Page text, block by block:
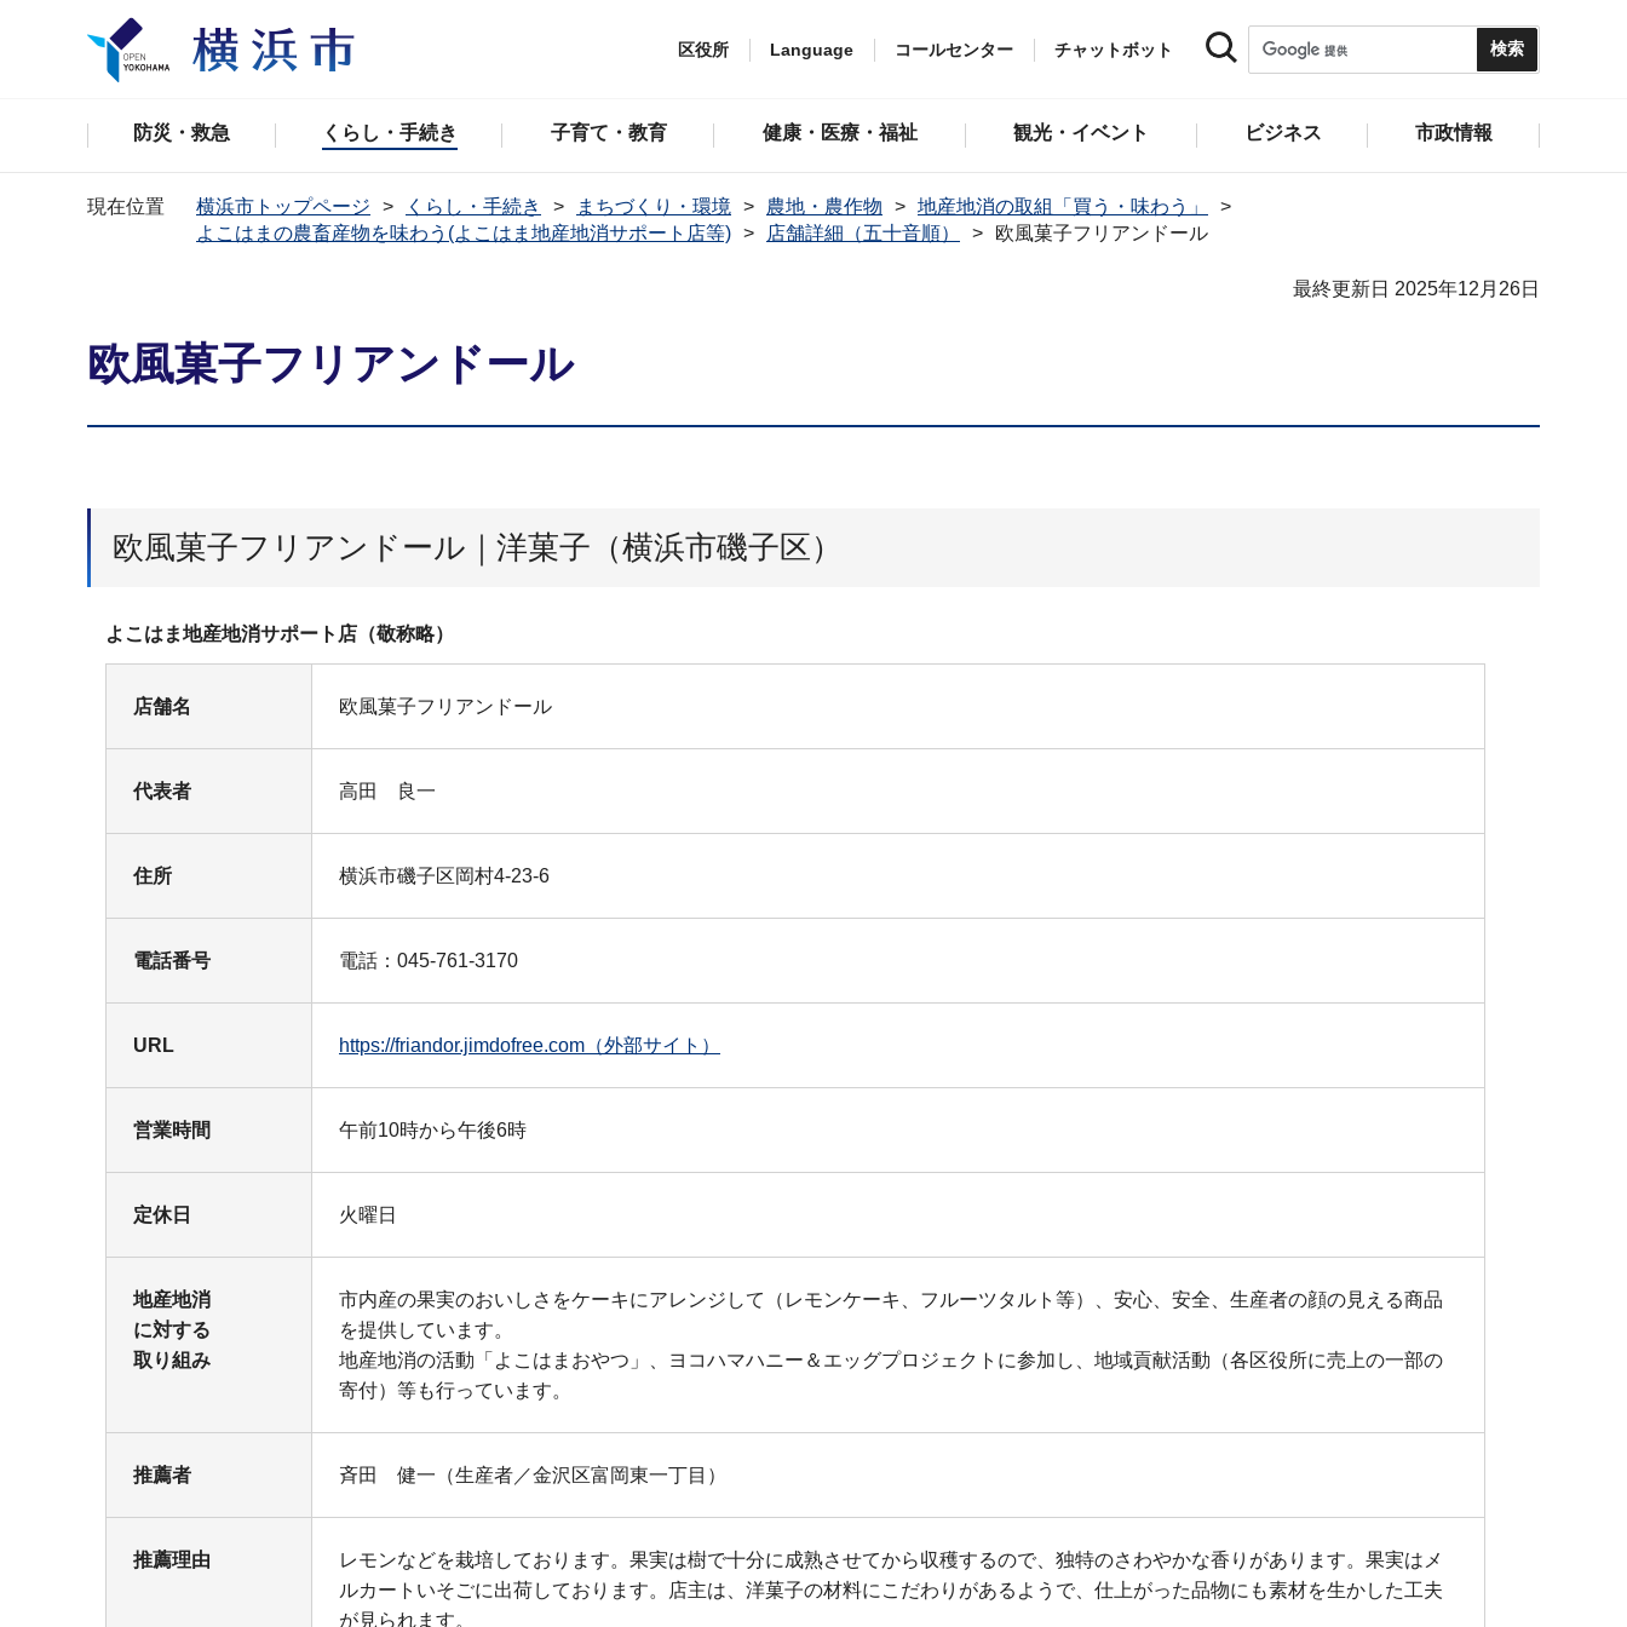
区役所 Language コールセンター チャットボット
防災・救急 くらし・手続き 子育て・教育 健康・医療・福祉 観光・イベント ビジネス 市政情報
現在位置 横浜市トップページ くらし・手続き まちづくり・環境 農地・農作物
地産地消の取組「買う・味わう」
よこはまの農畜産物を味わう(よこはま地産地消サポート店等)
店舗詳細（五十音順） 欧風菓子フリアンドール
最終更新日 2025年12月26日
欧風菓子フリアンドール
欧風菓子フリアンドール｜洋菓子（横浜市磯子区）
よこはま地産地消サポート店（敬称略）
店舗名 欧風菓子フリアンドール
代表者 高田 良一
住所 横浜市磯子区岡村4-23-6
電話番号 電話：045-761-3170
URL https://friandor.jimdofree.com（外部サイト）
営業時間 午前10時から午後6時
定休日 火曜日
地産地消
に対する
取り組み
市内産の果実のおいしさをケーキにアレンジして（レモンケーキ、フルーツタルト等）、安心、安全、生産者の顔の見える商品
を提供しています。
地産地消の活動「よこはまおやつ」、ヨコハマハニー＆エッグプロジェクトに参加し、地域貢献活動（各区役所に売上の一部の
寄付）等も行っています。
推薦者 斉田 健一（生産者／金沢区富岡東一丁目）
推薦理由
レモンなどを栽培しております。果実は樹で十分に成熟させてから収穫するので、独特のさわやかな香りがあります。果実はメ
ルカートいそごに出荷しております。店主は、洋菓子の材料にこだわりがあるようで、仕上がった品物にも素材を生かした工夫
が見られます。